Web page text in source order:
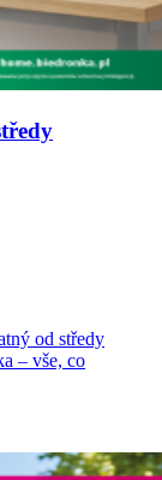
od středy
– vše, co